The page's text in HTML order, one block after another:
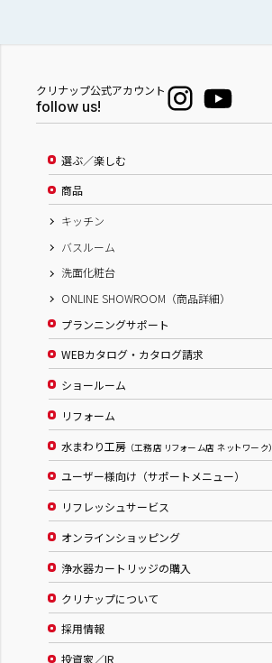
クリナップ公式アカウント
follow us!
選ぶ／楽しむ
商品
キッチン
バスルーム
洗面化粧台
ONLINE SHOWROOM（商品詳細）
プランニングサポート
WEBカタログ・カタログ請求
ショールーム
リフォーム
水まわり工房 （工務店 リフォーム店 ネットワーク）
ユーザー様向け（サポートメニュー）
リフレッシュサービス
オンラインショッピング
浄水器カートリッジの購入
クリナップについて
採用情報
投資家／IR